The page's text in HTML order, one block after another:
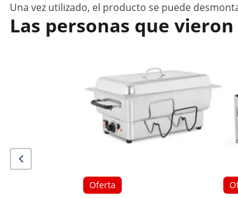
Una vez utilizado, el producto se puede
Las personas que
Oferta